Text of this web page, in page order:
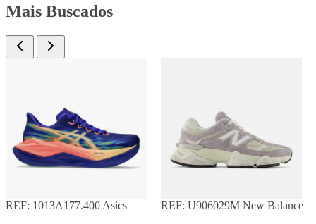
Mais Buscados
REF: 1013A177.400 Asics REF: U906029M New Balance